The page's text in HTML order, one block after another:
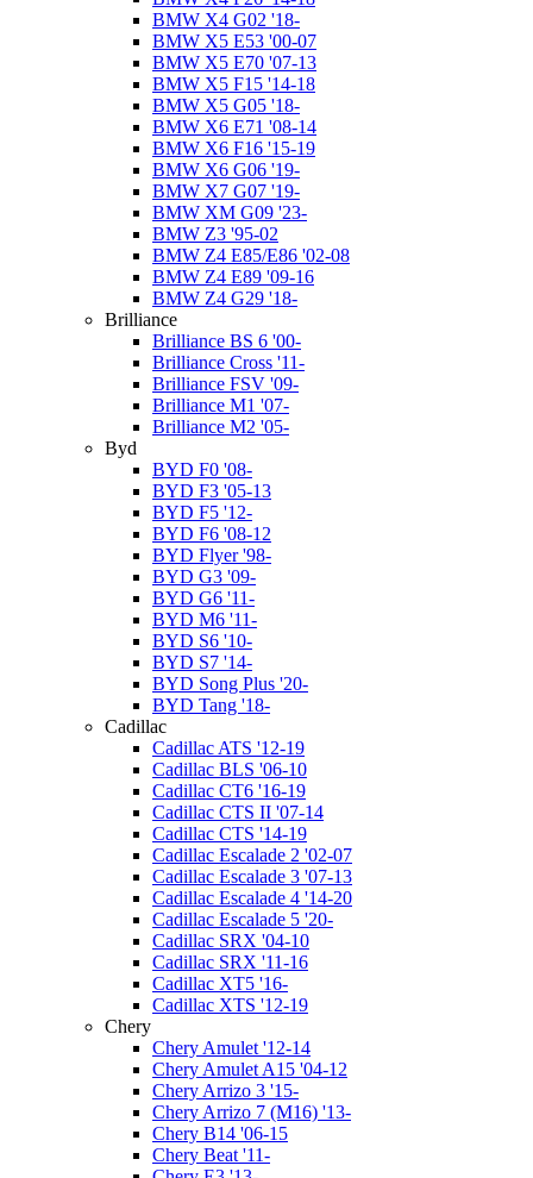
BMW X4 G02 '18-
BMW X5 E53 '00-07
BMW X5 E70 '07-13
BMW X5 F15 '14-18
BMW X5 G05 '18-
BMW X6 E71 '08-14
BMW X6 F16 '15-19
BMW X6 G06 '19-
BMW X7 G07 '19-
BMW XM G09 '23-
BMW Z3 '95-02
BMW Z4 E85/E86 '02-08
BMW Z4 E89 '09-16
BMW Z4 G29 '18-
Brilliance
Brilliance BS 6 '00-
Brilliance Cross '11-
Brilliance FSV '09-
Brilliance M1 '07-
Brilliance M2 '05-
Byd
BYD F0 '08-
BYD F3 '05-13
BYD F5 '12-
BYD F6 '08-12
BYD Flyer '98-
BYD G3 '09-
BYD G6 '11-
BYD M6 '11-
BYD S6 '10-
BYD S7 '14-
BYD Song Plus '20-
BYD Tang '18-
Cadillac
Cadillac ATS '12-19
Cadillac BLS '06-10
Cadillac CT6 '16-19
Cadillac CTS II '07-14
Cadillac CTS '14-19
Cadillac Escalade 2 '02-07
Cadillac Escalade 3 '07-13
Cadillac Escalade 4 '14-20
Cadillac Escalade 5 '20-
Cadillac SRX '04-10
Cadillac SRX '11-16
Cadillac XT5 '16-
Cadillac XTS '12-19
Chery
Chery Amulet '12-14
Chery Amulet A15 '04-12
Chery Arrizo 3 '15-
Chery Arrizo 7 (M16) '13-
Chery B14 '06-15
Chery Beat '11-